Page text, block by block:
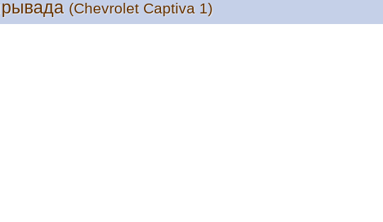
(Chevrolet Captiva 1)